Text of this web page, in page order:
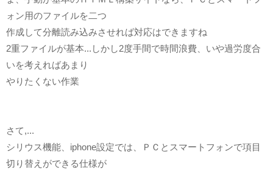
ォン用のファイルを二つ
作成して分離読み込みさせれば対応はできますね
2重ファイルが基本...しかし2度手間で時間浪費、いや過労度合
いを考えればあまり
やりたくない作業
さて,...
シリウス機能、iphone設定では、ＰＣとスマートフォンで項目
切り替えができる仕様が